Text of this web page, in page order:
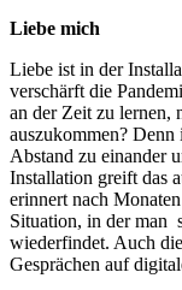
Liebe mich
Liebe ist in der
verschärft die
an der Zeit zu lernen,
auszukommen?
Abstand zu einander
Installation greift das
erinnert nach
Situation, in der man
wiederfindet. Auch
Gesprächen auf